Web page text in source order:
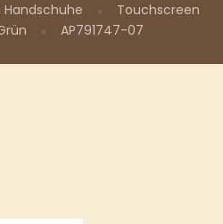
Touchscreen
AP791747-07